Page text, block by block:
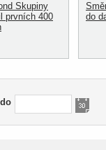
Skupiny
prvních 400
do